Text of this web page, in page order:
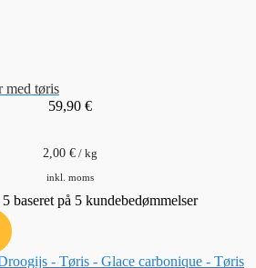
med tøris
59,90 €
2,00 € / kg
inkl. moms
baseret på 5 kundebedømmelser